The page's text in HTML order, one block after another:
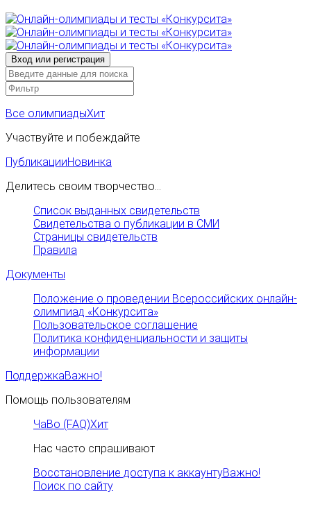
Все олимпиадыХит
Участвуйте и побеждайте
ПубликацииНовинка
Делитесь своим творчество...
Список выданных свидетельств
Свидетельства о публикации в СМИ
Страницы свидетельств
Правила
Документы
Положение о проведении Всероссийских онлайн-
олимпиад «Конкурсита»
Пользовательское соглашение
Политика конфиденциальности и защиты
информации
ПоддержкаВажно!
Помощь пользователям
ЧаВо (FAQ)Хит
Нас часто спрашивают
Восстановление доступа к аккаунтуВажно!
Поиск по сайту